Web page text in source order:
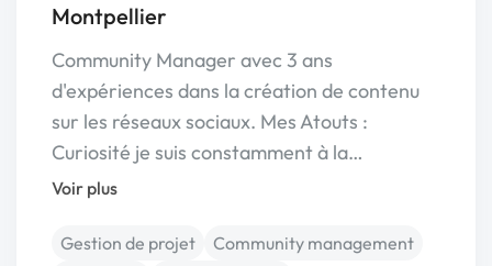
Montpellier
Community Manager avec 3 ans
d'expériences dans la création de contenu
sur les réseaux sociaux. Mes Atouts :
Curiosité je suis constamment à la…
Voir plus
Gestion de projet
Community management